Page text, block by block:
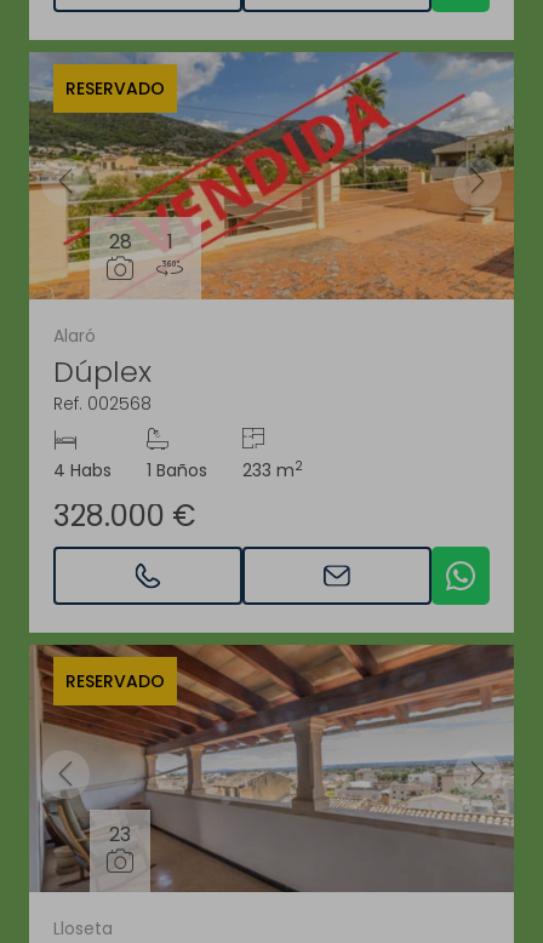
RESERVADO
28 1
Alaró
Dúplex
Ref. 002568
4 Habs 1 Baños 233 m2
328.000 €
RESERVADO
23
Lloseta